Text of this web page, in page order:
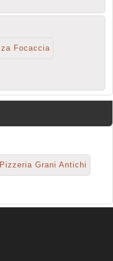
Focaccia
Pizzeria Grani Antichi